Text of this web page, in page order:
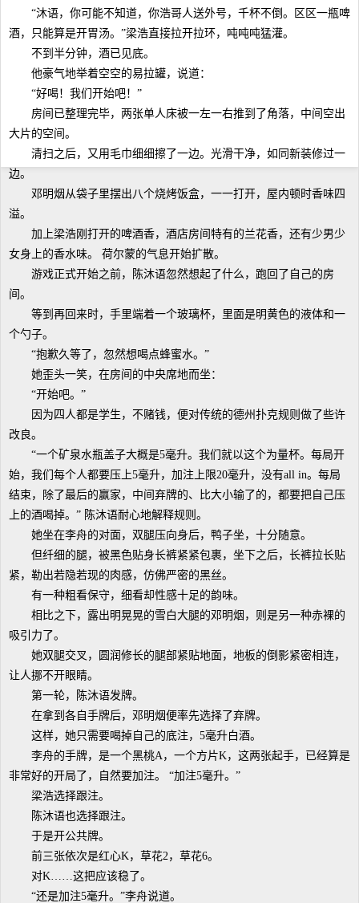
“沐语，你可能不知道，你浩哥人送外号，千杯不倒。区区一瓶啤
酒，只能算是开胃汤。”梁浩直接拉开拉环，吨吨吨猛灌。
不到半分钟，酒已见底。
他豪气地举着空空的易拉罐，说道：
“好喝！我们开始吧！”
房间已整理完毕，两张单人床被一左一右推到了角落，中间空出
大片的空间。
清扫之后，又用毛巾细细擦了一边。光滑干净，如同新装修过一
边。
邓明烟从袋子里摆出八个烧烤饭盒，一一打开，屋内顿时香味四
溢。
加上梁浩刚打开的啤酒香，酒店房间特有的兰花香，还有少男少
女身上的香水味。 荷尔蒙的气息开始扩散。
游戏正式开始之前，陈沐语忽然想起了什么，跑回了自己的房
间。
等到再回来时，手里端着一个玻璃杯，里面是明黄色的液体和一
个勺子。
“抱歉久等了，忽然想喝点蜂蜜水。”
她歪头一笑，在房间的中央席地而坐：
“开始吧。”
因为四人都是学生，不赌钱，便对传统的德州扑克规则做了些许
改良。
“一个矿泉水瓶盖子大概是5毫升。我们就以这个为量杯。每局开
始，我们每个人都要压上5毫升，加注上限20毫升，没有all in。每局
结束，除了最后的赢家，中间弃牌的、比大小输了的，都要把自己压
上的酒喝掉。” 陈沐语耐心地解释规则。
她坐在李舟的对面，双腿压向身后，鸭子坐，十分随意。
但纤细的腿，被黑色贴身长裤紧紧包裹，坐下之后，长裤拉长贴
紧，勒出若隐若现的肉感，仿佛严密的黑丝。
有一种粗看保守，细看却性感十足的韵味。
相比之下，露出明晃晃的雪白大腿的邓明烟，则是另一种赤裸的
吸引力了。
她双腿交叉，圆润修长的腿部紧贴地面，地板的倒影紧密相连，
让人挪不开眼睛。
第一轮，陈沐语发牌。
在拿到各自手牌后，邓明烟便率先选择了弃牌。
这样，她只需要喝掉自己的底注，5毫升白酒。
李舟的手牌，是一个黑桃A，一个方片K，这两张起手，已经算是
非常好的开局了，自然要加注。 “加注5毫升。”
梁浩选择跟注。
陈沐语也选择跟注。
于是开公共牌。
前三张依次是红心K，草花2，草花6。
对K……这把应该稳了。
“还是加注5毫升。”李舟说道。